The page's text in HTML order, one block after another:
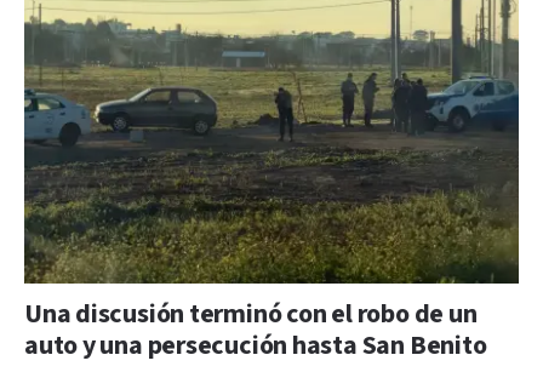
Una discusión terminó con el robo de un
auto y una persecución hasta San Benito